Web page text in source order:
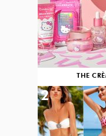
THE
2